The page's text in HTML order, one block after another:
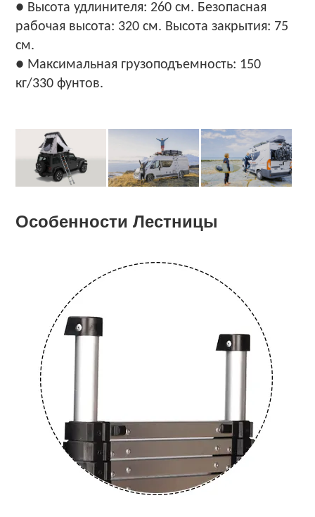
● Высота удлинителя: 260 см. Безопасная
рабочая высота: 320 см. Высота закрытия: 75
см.
● Максимальная грузоподъемность: 150
кг/330 фунтов.
Особенности Лестницы